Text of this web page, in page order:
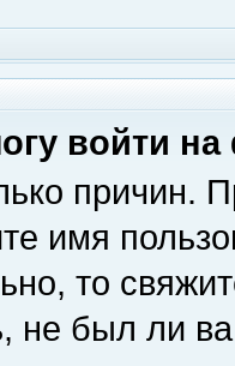
войти
причин.
имя
то
не был ли